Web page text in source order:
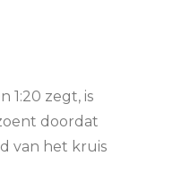
1:20 zegt, is
doordat
van het kruis